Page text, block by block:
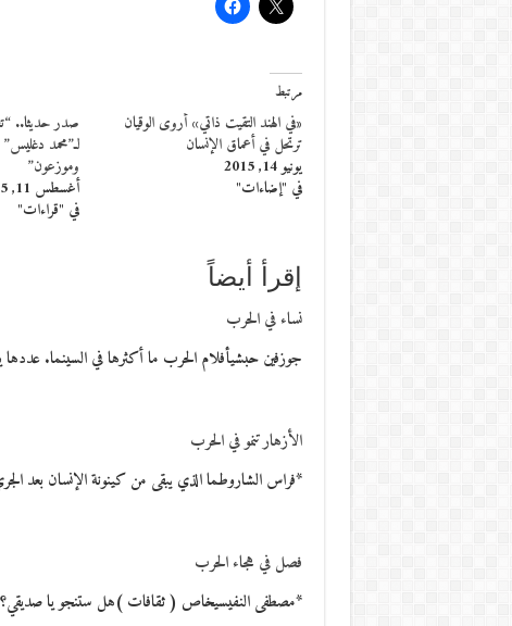
مرتبط
«في الهند التقيت ذاتي» أروى الوقيان
ترتحل في أعماق الإنسان
يونيو 14, 2015
في "إضاءات"
صدر حديثا..
لـ”محمد
وموزعون”
أغسطس 11, 2015
في "قراءات"
إقرأ أيضاً
نساء في الحرب
جوزفين حبشيأفلام الحرب ما أكثرها في السينما. عددها
الأزهار تنمو في الحرب
*فراس الشاروطما الذي يبقى من كينونة الإنسان بعد
فصل في هجاء الحرب
*مصطفى النفيسيخاص ( ثقافات )هل ستنجو يا